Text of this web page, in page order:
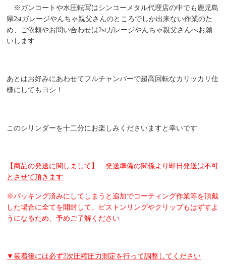
※ガンコートや水圧転写はシンコーメタル代理店の中でも鹿児島
県2stガレージやんちゃ親父さんのところでしか出来ない作業のた
め、ご依頼やお問い合わせは2stガレージやんちゃ親父さんへお願
いします
あとはお好みにあわせてフルチャンバーで超高回転なカリッカリ仕
様にしてもヨシ！
このシリンダーを十二分にお楽しみくださいますと幸いです
【商品の発送に関しまして】発送準備の関係より即日発送は不可
とさせて頂きます
※パッキング済みにしてしまうと追加でコーティング作業等を頂戴
した場合に全てを開封して、ピストンリングやクリップもはずすよ
うになるため、予めご了解ください
▼装着後には必ず2次圧縮圧力測定を行って調整してください